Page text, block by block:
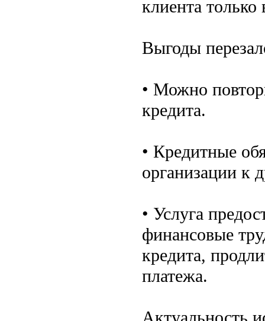
клиента
Выгоды
• Можно
кредита.
• Кредитные
организации к
• Услуга
финансовые
кредита,
платежа.